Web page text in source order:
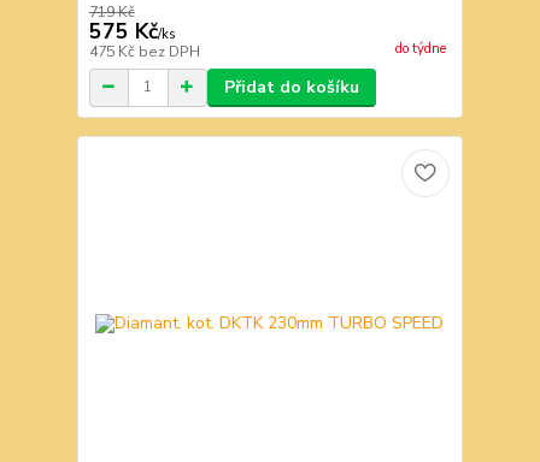
719 Kč
575 Kč/ks
475 Kč bez DPH do týdne
Přidat do košíku